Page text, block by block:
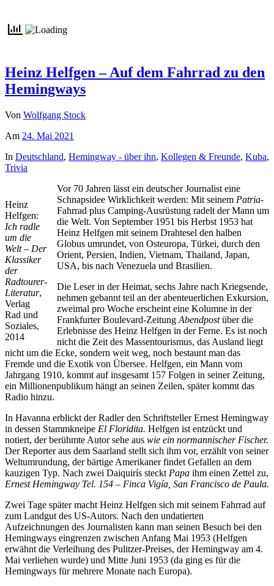
Heinz Helfgen – Auf dem Fahrrad zu den
Hemingways
Von Wolfgang Stock
Am 24. Mai 2021
In Deutschland, Hemingway - über ihn, Kollegen & Freunde, Kuba,
Trivia
Heinz
Helfgen:
Ich radle
um die
Welt – Der
Klassiker
der
Radtourer-
Literatur,
Verlag
Rad und
Soziales,
2014
Vor 70 Jahren lässt ein deutscher Journalist eine
Schnapsidee Wirklichkeit werden: Mit seinem Patria-
Fahrrad plus Camping-Ausrüstung radelt der Mann um
die Welt. Von September 1951 bis Herbst 1953 hat
Heinz Helfgen mit seinem Drahtesel den halben
Globus umrundet, von Osteuropa, Türkei, durch den
Orient, Persien, Indien, Vietnam, Thailand, Japan,
USA, bis nach Venezuela und Brasilien.
Die Leser in der Heimat, sechs Jahre nach Kriegsende,
nehmen gebannt teil an der abenteuerlichen Exkursion,
zweimal pro Woche erscheint eine Kolumne in der
Frankfurter Boulevard-Zeitung Abendpostüber die
Erlebnisse des Heinz Helfgen in der Ferne. Es ist noch
nicht die Zeit des Massentourismus, das Ausland liegt
nicht um die Ecke, sondern weit weg, noch bestaunt man das
Fremde und die Exotik von Übersee. Helfgen, ein Mann vom
Jahrgang 1910, kommt auf insgesamt 157 Folgen in seiner Zeitung,
ein Millionenpublikum hängt an seinen Zeilen, später kommt das
Radio hinzu.
In Havanna erblickt der Radler den Schriftsteller Ernest Hemingway
in dessen Stammkneipe El Floridita. Helfgen ist entzückt und
notiert, der berühmte Autor sehe aus wie ein normannischer Fischer.
Der Reporter aus dem Saarland stellt sich ihm vor, erzählt von seiner
Weltumrundung, der bärtige Amerikaner findet Gefallen an dem
kauzigen Typ. Nach zwei Daiquirís steckt Papa ihm einen Zettel zu,
Ernest Hemingway Tel. 154 – Finca Vigía, San Francisco de Paula.
Zwei Tage später macht Heinz Helfgen sich mit seinem Fahrrad auf
zum Landgut des US-Autors. Nach den undatierten
Aufzeichnungen des Journalisten kann man seinen Besuch bei den
Hemingways eingrenzen zwischen Anfang Mai 1953 (Helfgen
erwähnt die Verleihung des Pulitzer-Preises, der Hemingway am 4.
Mai verliehen wurde) und Mitte Juni 1953 (da ging es für die
Hemingways für mehrere Monate nach Europa).